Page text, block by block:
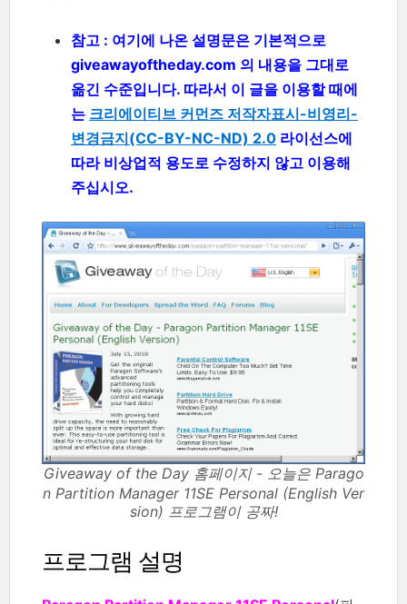
참고 : 여기에 나온 설명문은 기본적으로
giveawayoftheday.com 의 내용을 그대로
옮긴 수준입니다. 따라서 이 글을 이용할 때에
는 크리에이티브 커먼즈 저작자표시-비영리-
변경금지(CC-BY-NC-ND) 2.0 라이선스에
따라 비상업적 용도로 수정하지 않고 이용해
주십시오.
Giveaway of the Day 홈페이지 - 오늘은 Parago
n Partition Manager 11SE Personal (English Ver
sion) 프로그램이 공짜!
프로그램 설명